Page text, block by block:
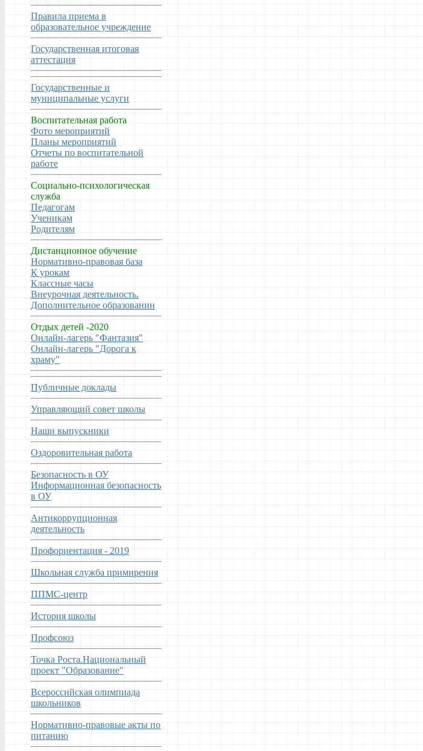
Правила приема в
образовательное учреждение
Государственная итоговая
аттестация
Государственные и
муниципальные услуги
Воспитательная работа
Фото мероприятий
Планы мероприятий
Отчеты по воспитательной
работе
Социально-психологическая
служба
Педагогам
Ученикам
Родителям
Дистанционное обучение
Нормативно-правовая база
К урокам
Классные часы
Внеурочная деятельность.
Дополнительное образованин
Отдых детей -2020
Онлайн-лагерь "Фантазия"
Онлайн-лагерь "Дорога к
храму"
Публичные доклады
Управляющий совет школы
Наши выпускники
Оздоровительная работа
Безопасность в ОУ
Информационная безопасность
в ОУ
Антикоррупционная
деятельность
Профориентация - 2019
Школьная служба примирения
ППМС-центр
История школы
Профсоюз
Точка Роста.Национальный
проект "Образование"
Всероссийская олимпиада
школьников
Нормативно-правовые акты по
питанию